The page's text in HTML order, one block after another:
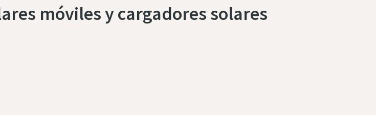
móviles y cargadores solares